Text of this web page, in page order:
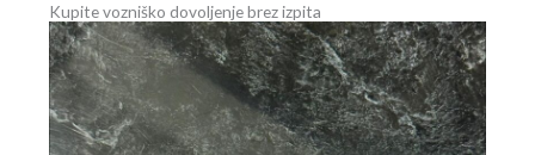
Kupite vozniško dovoljenje brez izpita